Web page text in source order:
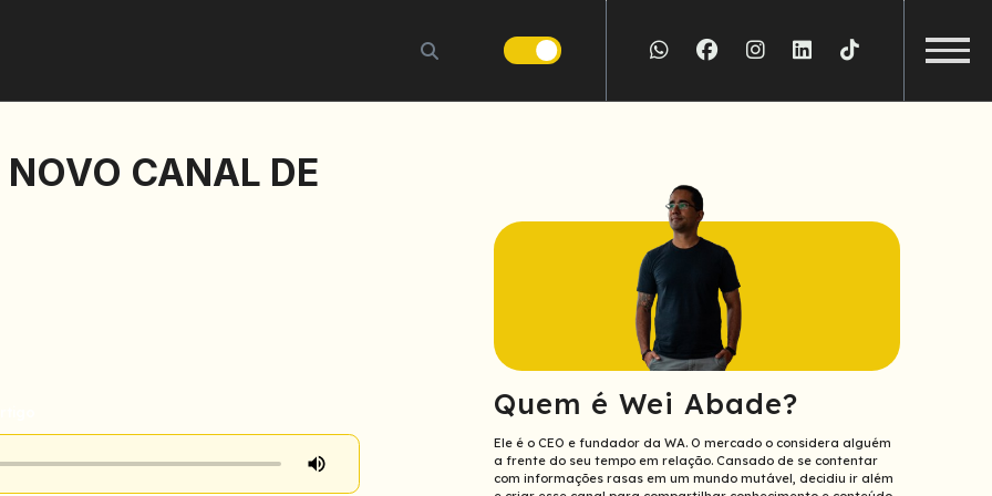
Siga
a
Siga
a
Siga
a
Siga
a
Siga
a
CANAL DE
Quem é Wei Abade?
Ele é o CEO e fundador da WA. O mercado o considera alguém
a frente do seu tempo em relação. Cansado de se contentar
com informações rasas em um mundo mutável, decidiu ir além